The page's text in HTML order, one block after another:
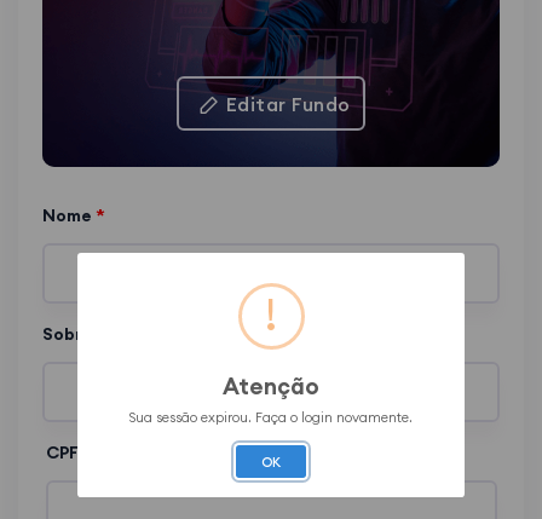
Editar Fundo
Nome *
Sobrenome
CPF
Atenção
Sua sessão expirou. Faça o login novamente.
OK